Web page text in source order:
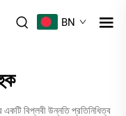
BN
একটি বিপ্লবী উন্নতি প্রতিনিধিত্ব